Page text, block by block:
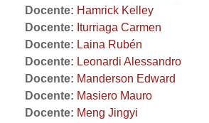
Docente: Hamrick Kelley
Docente: Iturriaga Carmen
Docente: Laina Rubén
Docente: Leonardi Alessandro
Docente: Manderson Edward
Docente: Masiero Mauro
Docente: Meng Jingyi